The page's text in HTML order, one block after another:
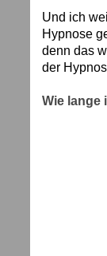
Und ich
Hypnose
denn das
der
Wie lange